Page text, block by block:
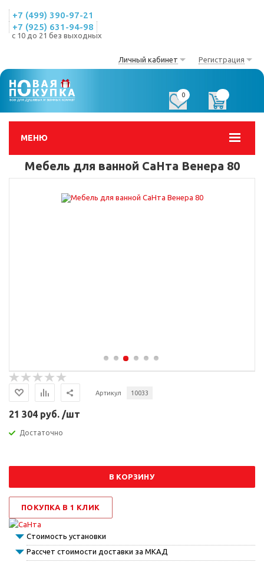
+7 (499) 390-97-21
+7 (925) 631-94-98
с 10 до 21 без выходных
Личный кабинет Регистрация
МЕНЮ
0
Мебель для ванной СаНта Венера 80
Артикул 10033
21 304 руб. /шт
Достаточно
В КОРЗИНУ
ПОКУПКА В 1 КЛИК
Стоимость установки
Рассчет стоимости доставки за МКАД